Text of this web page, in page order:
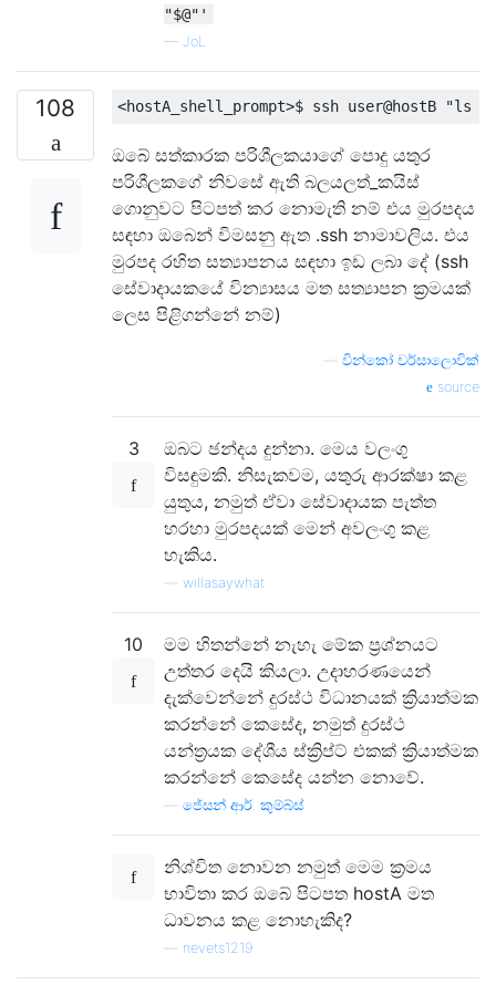
"$@"'
— JoL
108 <hostA_shell_prompt>$ ssh user@hostB "ls -
ඔබේ සත්කාරක පරිශීලකයාගේ පොදු යතුර
පරිශීලකගේ නිවසේ ඇති බලයලත්_කයිස්
ගොනුවට පිටපත් කර නොමැති නම් එය මුරපදය
සඳහා ඔබෙන් විමසනු ඇත .ssh නාමාවලිය. එය
මුරපද රහිත සත්‍යාපනය සඳහා ඉඩ ලබා දේ (ssh
සේවාදායකයේ වින්‍යාසය මත සත්‍යාපන ක්‍රමයක්
ලෙස පිළිගන්නේ නම්)
වින්කෝ වර්සාලොවික්
source
3
ඔබට ඡන්දය දුන්නා. මෙය වලංගු
විසඳුමකි. නිසැකවම, යතුරු ආරක්ෂා කළ
යුතුය, නමුත් ඒවා සේවාදායක පැත්ත
හරහා මුරපදයක් මෙන් අවලංගු කළ
හැකිය.
willasaywhat
10
මම හිතන්නේ නැහැ මේක ප්‍රශ්නයට
උත්තර දෙයි කියලා. උදාහරණයෙන්
දැක්වෙන්නේ දුරස්ථ විධානයක් ක්‍රියාත්මක
කරන්නේ කෙසේද, නමුත් දුරස්ථ
යන්ත්‍රයක දේශීය ස්ක්‍රිප්ට් එකක් ක්‍රියාත්මක
කරන්නේ කෙසේද යන්න නොවේ.
ජේසන් ආර්. කුම්බ්ස්
නිශ්චිත නොවන නමුත් මෙම ක්‍රමය
භාවිතා කර ඔබේ පිටපත hostA මත
ධාවනය කළ නොහැකිද?
nevets1219